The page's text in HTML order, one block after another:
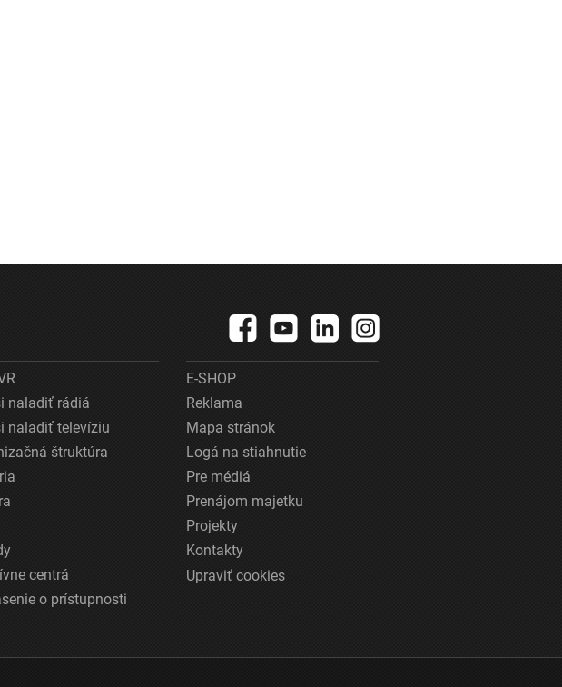
naladiť rádiá
naladiť televíziu
štruktúra
centrá
o prístupnosti
E-SHOP
Reklama
Mapa stránok
Logá na stiahnutie
Pre médiá
Prenájom majetku
Projekty
Kontakty
Upraviť cookies